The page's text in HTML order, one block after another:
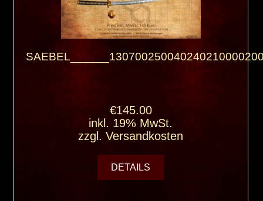
€145.00
inkl. 19% MwSt.
zzgl.Versandkosten
DETAILS